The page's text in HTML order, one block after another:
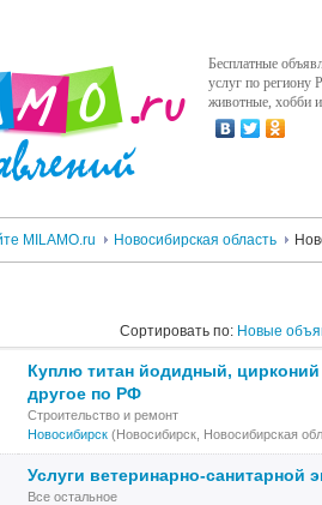
Бесплатные
услуг по региону
животные, хобби
MILAMO.ru Новосибирская область
Сортировать по: Новые
Куплю титан йодидный,
другое по РФ
Строительство и ремонт
Новосибирск (Новосибирск, Новосибирская
Услуги ветеринарно-санитарной
Все остальное